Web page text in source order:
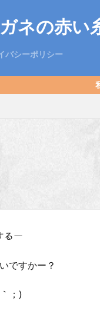
ネの赤い
バシーポリシー
私は小さい頃キョン
るー
ですかー？
；)